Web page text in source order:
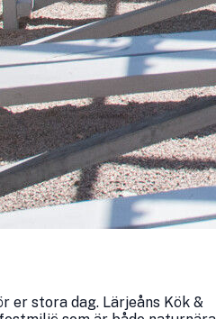
er stora dag. Lärjeåns Kök &